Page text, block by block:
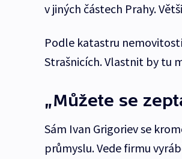
v jiných částech Prahy.
Podle katastru
Strašnicích. Vlastnit by tu
„Můžete se
Sám Ivan Grigoriev se
průmyslu. Vede firmu